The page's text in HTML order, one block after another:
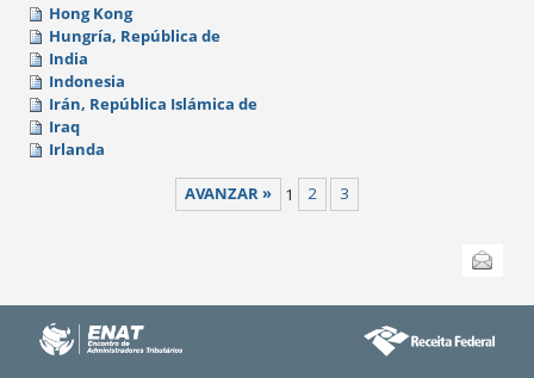
Hong Kong
Hungría, República de
India
Indonesia
Irán, República Islámica de
Iraq
Irlanda
AVANZAR » 1 2
3